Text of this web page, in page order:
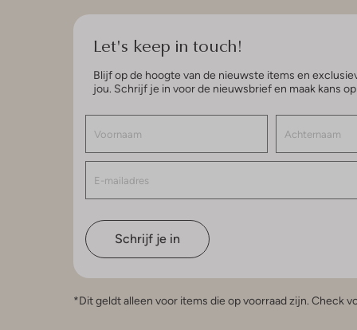
Let's keep in touch!
Blijf op de hoogte van de nieuwste items en
jou. Schrijf je in voor de nieuwsbrief en maak kans
Schrijf je in
*Dit geldt alleen voor items die op voorraad zijn. Check